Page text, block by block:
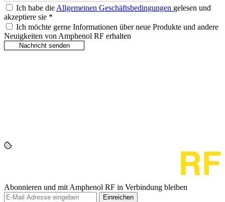
Ich habe dieAllgemeinen Geschäftsbedingungen gelesen und
akzeptiere sie *
Ich möchte gerne Informationen über neue Produkte und andere
Neuigkeiten von Amphenol RF erhalten
Abonnieren und mit Amphenol RF in Verbindung bleiben
Einreichen